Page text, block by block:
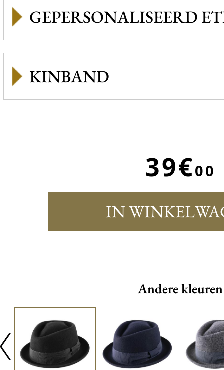
GEPERSONALISEERD
KINBAND
39€00
IN
Andere kleuren